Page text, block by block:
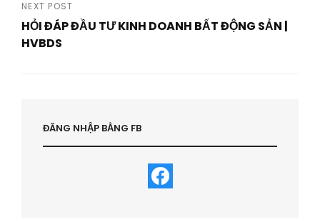
Post
NEXT POST
HỎI ĐÁP ĐẦU TƯ KINH DOANH BẤT ĐỘNG SẢN |
HVBDS
ĐĂNG NHẬP BẰNG FB